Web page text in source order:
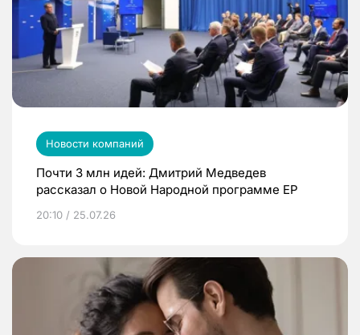
Новости компаний
Почти 3 млн идей: Дмитрий Медведев
рассказал о Новой Народной программе ЕР
20:10 / 25.07.26